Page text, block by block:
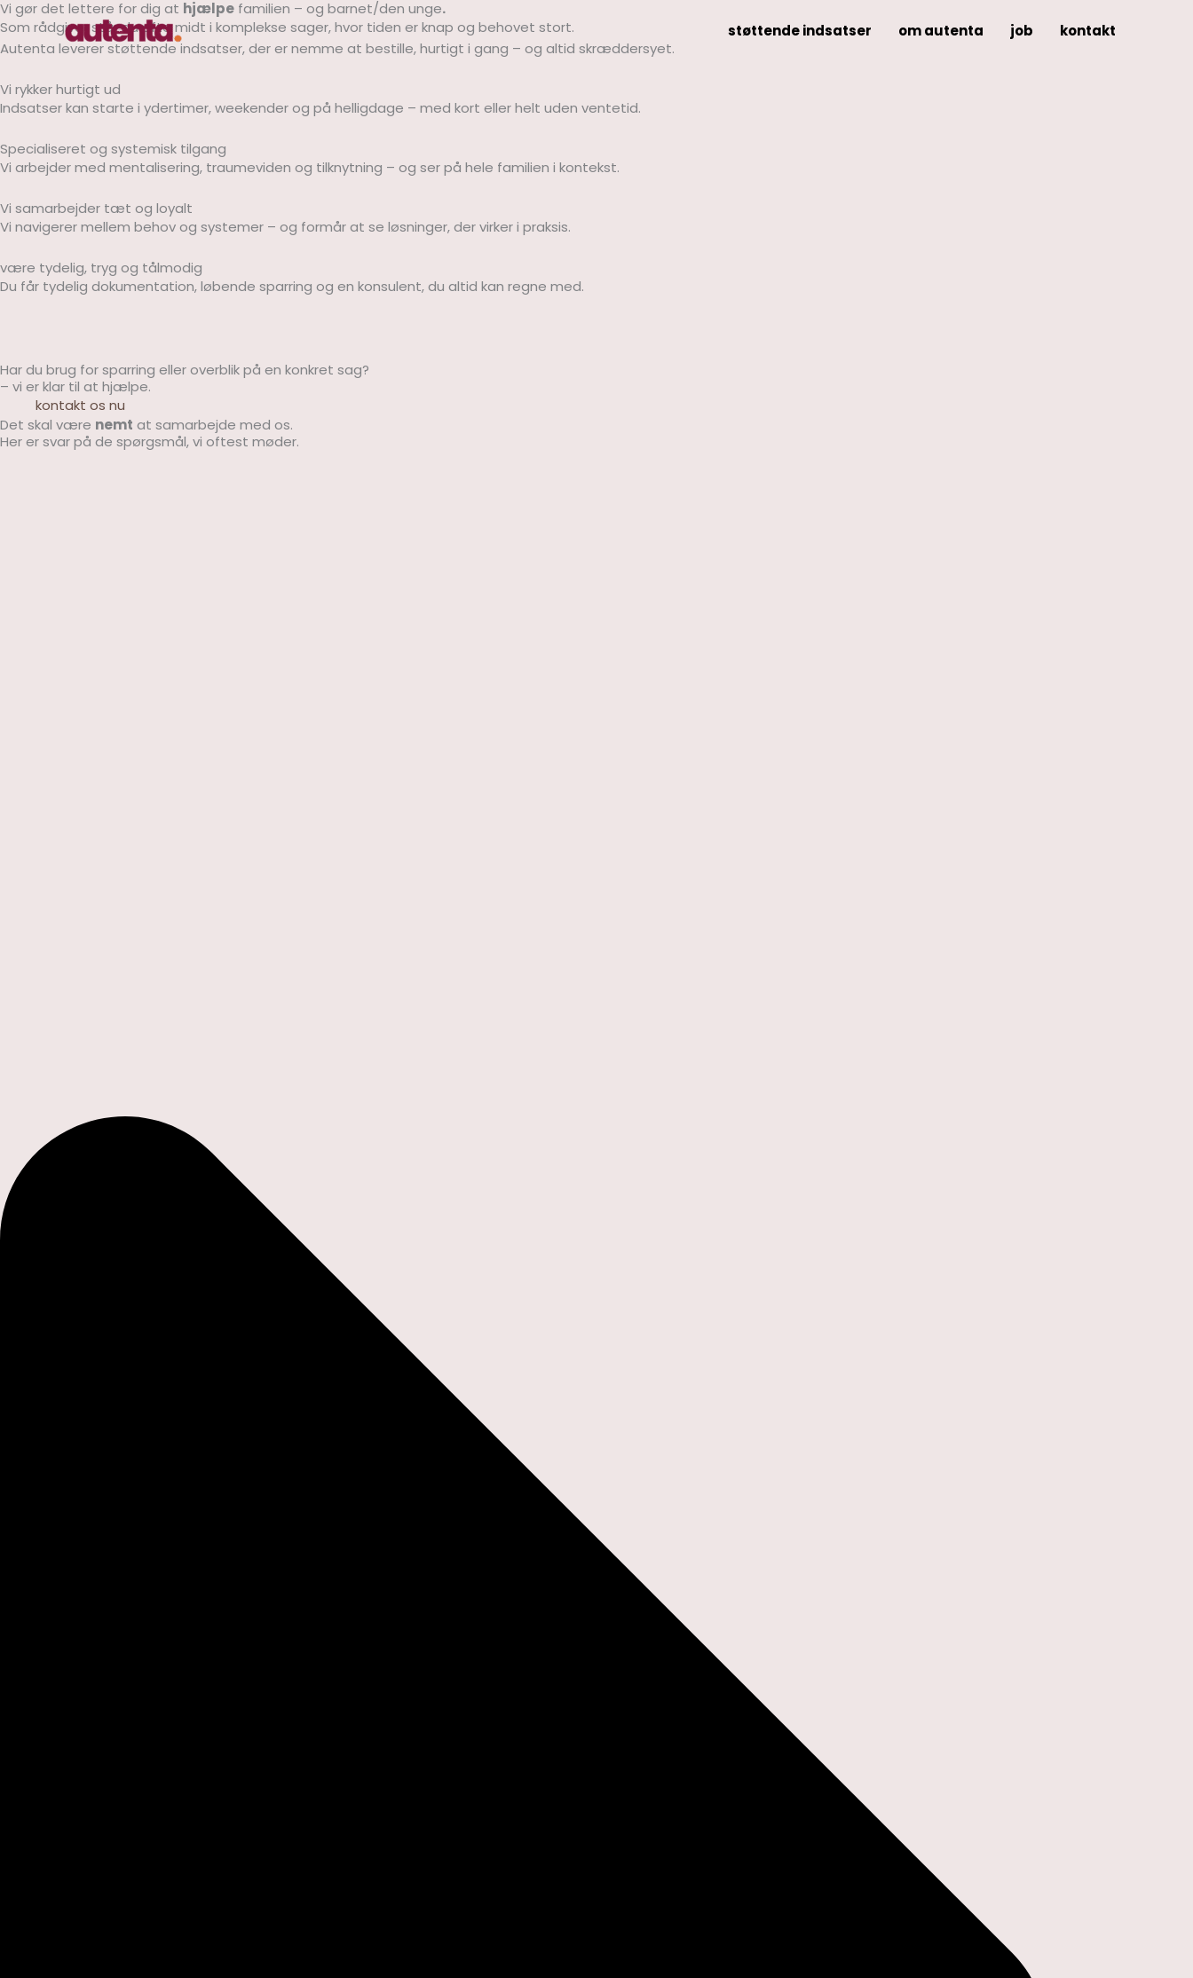
Skip
to
content
støttende indsatser om autenta job kontakt
Vi gør det lettere for dig at hjælpe familien – og barnet/den unge.
Som rådgiver står du ofte midt i komplekse sager, hvor tiden er knap og behovet stort.
Autenta leverer støttende indsatser, der er nemme at bestille, hurtigt i gang – og altid skræddersyet.
Vi rykker hurtigt ud
Indsatser kan starte i ydertimer, weekender og på helligdage – med kort eller helt uden ventetid.
Specialiseret og systemisk tilgang
Vi arbejder med mentalisering, traumeviden og tilknytning – og ser på hele familien i kontekst.
Vi samarbejder tæt og loyalt
Vi navigerer mellem behov og systemer – og formår at se løsninger, der virker i praksis.
være tydelig, tryg og tålmodig
Du får tydelig dokumentation, løbende sparring og en konsulent, du altid kan regne med.
Har du brug for sparring eller overblik på en konkret sag?
– vi er klar til at hjælpe.
kontakt os nu
Det skal være nemt at samarbejde med os.
Her er svar på de spørgsmål, vi oftest møder.